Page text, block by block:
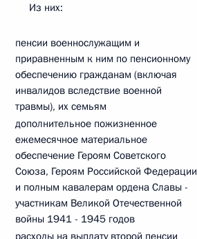
Из них:
пенсии военнослужащим и
приравненным к ним по пенсионному
обеспечению гражданам (включая
инвалидов вследствие военной
травмы), их семьям
дополнительное пожизненное
ежемесячное материальное
обеспечение Героям Советского
Союза, Героям Российской Федерации
и полным кавалерам ордена Славы -
участникам Великой Отечественной
войны 1941 - 1945 годов
расходы на выплату второй пенсии